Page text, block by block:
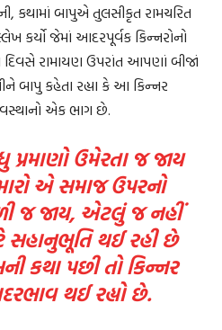
કથામાં બાપુએ તુલસીકૃત રામચરિત
કર્યો જેમાં આદરપૂર્વક કિન્નરોનો
દિવસે રામાયણ ઉપરાંત આપણાં બીજાં
બાપુ કહેતા રહ્યા કે આ કિન્નર
એક ભાગ છે.
ઉમેરતા જ જાય
એ સમાજ ઉપરનો
જ જાય, એટલું જ નહીં
સહાનુભૂતિ થઈ રહી છે
કથા પછી તો કિન્નર
થઈ રહ્યો છે.